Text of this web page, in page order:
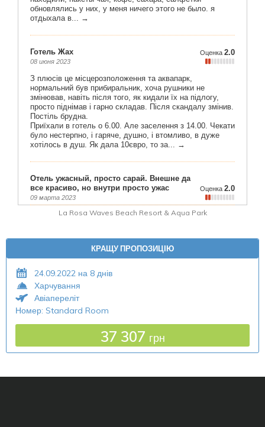
La Rosa Waves Beach Resort & Aqua Park
КРАЩУ ПРОПОЗИЦІЮ
24.09.2022 на 8 днів
Харчування
Авіапереліт
Номер: Standard Room
37 307 грн